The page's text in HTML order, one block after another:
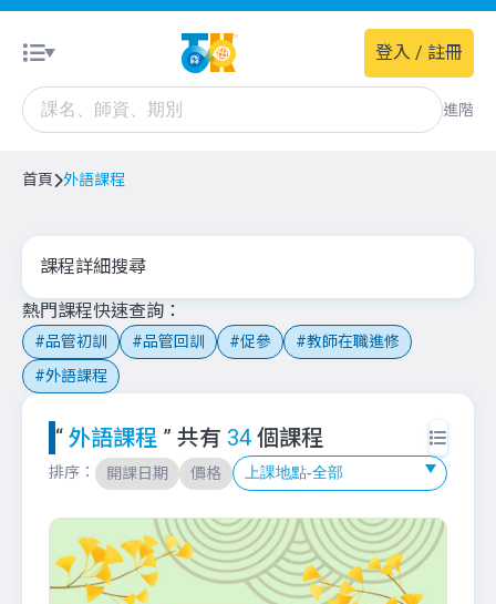
進階
登入 / 註冊
首頁 外語課程
課程詳細搜尋
熱門課程快速查詢
品管初訓 品管回訓 促參
教師在職進修
外語課程
“ 外語課程 ” 共有 34 個課程
排序： 開課日期 價格